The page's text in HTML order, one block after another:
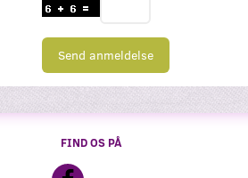
Send anmeldelse
FIND OS PÅ